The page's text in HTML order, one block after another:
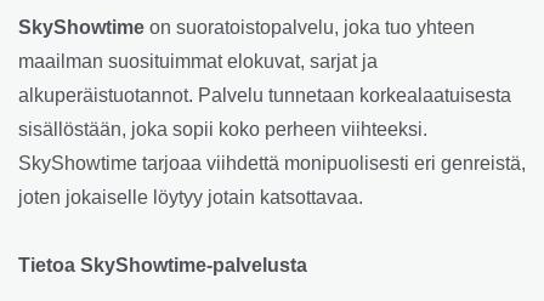
SkyShowtime on suoratoistopalvelu, joka tuo yhteen
maailman suosituimmat elokuvat, sarjat ja
alkuperäistuotannot. Palvelu tunnetaan korkealaatuisesta
sisällöstään, joka sopii koko perheen viihteeksi.
SkyShowtime tarjoaa viihdettä monipuolisesti eri genreistä,
joten jokaiselle löytyy jotain katsottavaa.
Tietoa SkyShowtime-palvelusta